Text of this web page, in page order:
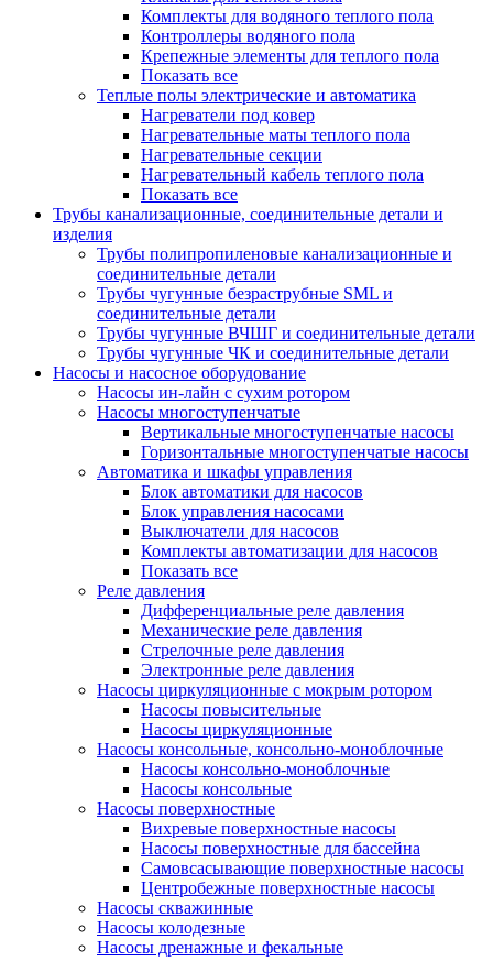
Комплекты для водяного теплого пола
Контроллеры водяного пола
Крепежные элементы для теплого пола
Показать все
Теплые полы электрические и автоматика
Нагреватели под ковер
Нагревательные маты теплого пола
Нагревательные секции
Нагревательный кабель теплого пола
Показать все
Трубы канализационные, соединительные детали и
изделия
Трубы полипропиленовые канализационные и
соединительные детали
Трубы чугунные безраструбные SML и
соединительные детали
Трубы чугунные ВЧШГ и соединительные детали
Трубы чугунные ЧК и соединительные детали
Насосы и насосное оборудование
Насосы ин-лайн с сухим ротором
Насосы многоступенчатые
Вертикальные многоступенчатые насосы
Горизонтальные многоступенчатые насосы
Автоматика и шкафы управления
Блок автоматики для насосов
Блок управления насосами
Выключатели для насосов
Комплекты автоматизации для насосов
Показать все
Реле давления
Дифференциальные реле давления
Механические реле давления
Стрелочные реле давления
Электронные реле давления
Насосы циркуляционные с мокрым ротором
Насосы повысительные
Насосы циркуляционные
Насосы консольные, консольно-моноблочные
Насосы консольно-моноблочные
Насосы консольные
Насосы поверхностные
Вихревые поверхностные насосы
Насосы поверхностные для бассейна
Самовсасывающие поверхностные насосы
Центробежные поверхностные насосы
Насосы скважинные
Насосы колодезные
Насосы дренажные и фекальные